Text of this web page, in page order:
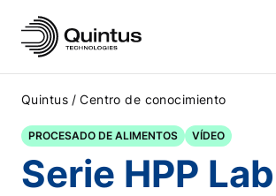
Quintus / Centro de conocimiento
PROCESADO DE ALIMENTOS VÍDEO
Serie HPP Lab